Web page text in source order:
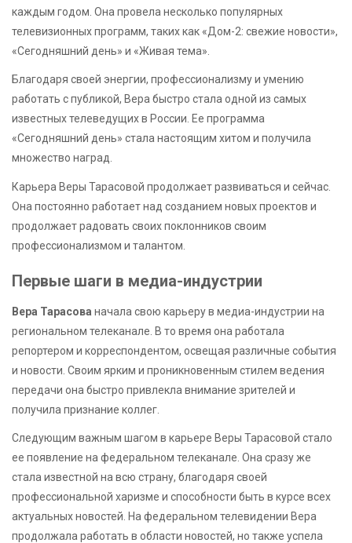
каждым годом. Она провела несколько популярных
телевизионных программ, таких как «Дом-2: свежие новости»,
«Сегодняшний день» и «Живая тема».
Благодаря своей энергии, профессионализму и умению
работать с публикой, Вера быстро стала одной из самых
известных телеведущих в России. Ее программа
«Сегодняшний день» стала настоящим хитом и получила
множество наград.
Карьера Веры Тарасовой продолжает развиваться и сейчас.
Она постоянно работает над созданием новых проектов и
продолжает радовать своих поклонников своим
профессионализмом и талантом.
Первые шаги в медиа-индустрии
Вера Тарасова начала свою карьеру в медиа-индустрии на
региональном телеканале. В то время она работала
репортером и корреспондентом, освещая различные события
и новости. Своим ярким и проникновенным стилем ведения
передачи она быстро привлекла внимание зрителей и
получила признание коллег.
Следующим важным шагом в карьере Веры Тарасовой стало
ее появление на федеральном телеканале. Она сразу же
стала известной на всю страну, благодаря своей
профессиональной харизме и способности быть в курсе всех
актуальных новостей. На федеральном телевидении Вера
продолжала работать в области новостей, но также успела